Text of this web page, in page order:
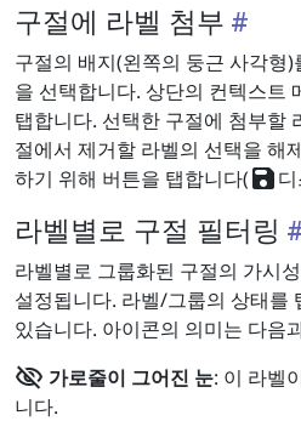
구절에 라벨 첨부
구절의 배지(왼쪽의 둥근 사각형
을 선택합니다. 상단의 컨텍스트
탭합니다. 선택한 구절에 첨부할
절에서 제거할 라벨의 선택을 해
하기 위해 버튼을 탭합니다(save
라벨별로 구절 필터링
라벨별로 그룹화된 구절의 가시
설정됩니다. 라벨/그룹의 상태를
있습니다. 아이콘의 의미는 다음
visibility_off 가로줄이 그어진 눈: 이 라벨
니다.